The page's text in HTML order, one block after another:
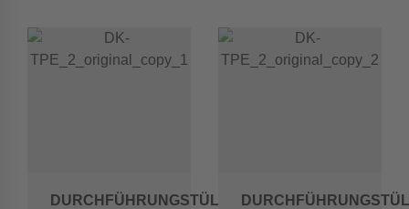
aus CR
DURCHFÜHRUNGSTÜLLEN